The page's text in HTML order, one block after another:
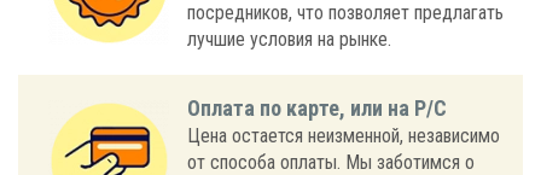
посредников, что позволяет предлагать
лучшие условия на рынке.
Оплата по карте, или на Р/С
Цена остается неизменной, независимо
от способа оплаты. Мы заботимся о